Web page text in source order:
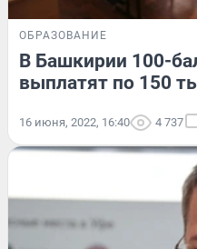
ОБРАЗОВАНИЕ
В Башкирии 100-
выплатят по 150
16 июня, 2022, 16:40 4 737